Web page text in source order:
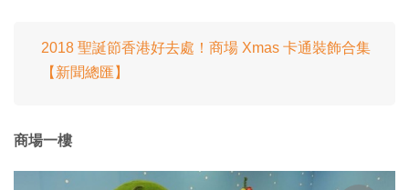
2018 聖誕節香港好去處！商場 Xmas 卡通裝飾合集
【新聞總匯】
商場一樓